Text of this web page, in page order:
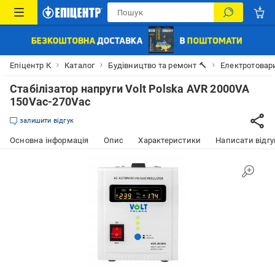
Епіцентр К Каталог Будівництво та ремонт 🔨
Стабілізатор напруги Volt Polska AVR 2000VA
150Vac-270Vac
залишити відгук
Основна інформація Опис Характеристики Написати